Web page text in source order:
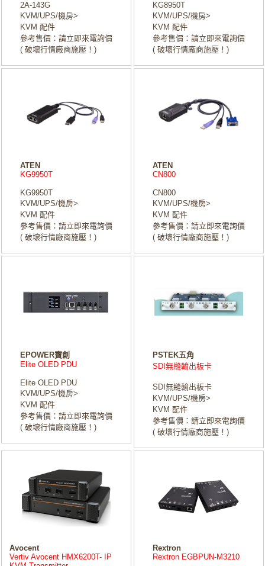
2A-143G
KVM/UPS/機房>
KVM 配件
參考售價：請立即來電詢價
( 破壞行情廠商施壓！)
KG8950T
KVM/UPS/機房>
KVM 配件
參考售價：請立即來電詢價
( 破壞行情廠商施壓！)
ATEN
KG9950T
KG9950T
KVM/UPS/機房>
KVM 配件
參考售價：請立即來電詢價
( 破壞行情廠商施壓！)
ATEN
CN800
CN800
KVM/UPS/機房>
KVM 配件
參考售價：請立即來電詢價
( 破壞行情廠商施壓！)
EPOWER寶創
Elite OLED PDU
Elite OLED PDU
KVM/UPS/機房>
KVM 配件
參考售價：請立即來電詢價
( 破壞行情廠商施壓！)
PSTEK五角
SDI無縫輸出板卡
SDI無縫輸出板卡
KVM/UPS/機房>
KVM 配件
參考售價：請立即來電詢價
( 破壞行情廠商施壓！)
Avocent
Vertiv Avocent HMX6200T- IP
Rextron
Rextron EGBPUN-M3210